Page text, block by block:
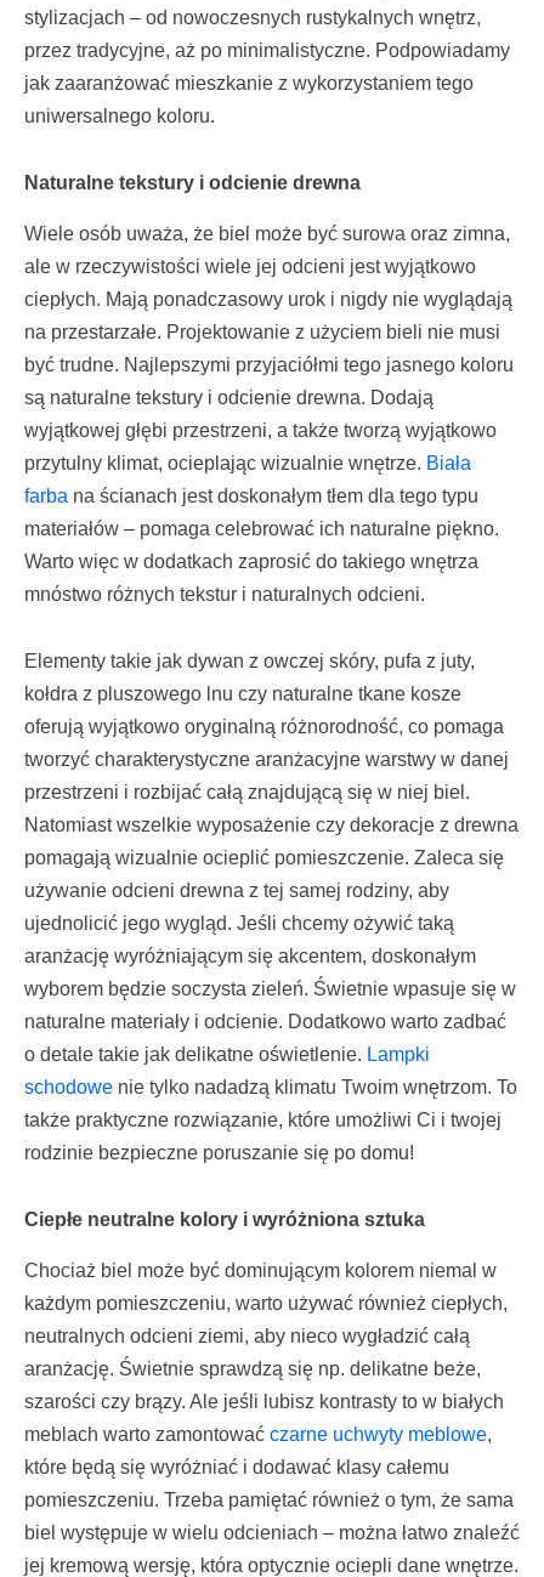
stylizacjach – od nowoczesnych rustykalnych wnętrz,
przez tradycyjne, aż po minimalistyczne. Podpowiadamy
jak zaaranżować mieszkanie z wykorzystaniem tego
uniwersalnego koloru.
Naturalne tekstury i odcienie drewna
Wiele osób uważa, że biel może być surowa oraz zimna,
ale w rzeczywistości wiele jej odcieni jest wyjątkowo
ciepłych. Mają ponadczasowy urok i nigdy nie wyglądają
na przestarzałe. Projektowanie z użyciem bieli nie musi
być trudne. Najlepszymi przyjaciółmi tego jasnego koloru
są naturalne tekstury i odcienie drewna. Dodają
wyjątkowej głębi przestrzeni, a także tworzą wyjątkowo
przytulny klimat, ocieplając wizualnie wnętrze. Biała
farba na ścianach jest doskonałym tłem dla tego typu
materiałów – pomaga celebrować ich naturalne piękno.
Warto więc w dodatkach zaprosić do takiego wnętrza
mnóstwo różnych tekstur i naturalnych odcieni.
Elementy takie jak dywan z owczej skóry, pufa z juty,
kołdra z pluszowego lnu czy naturalne tkane kosze
oferują wyjątkowo oryginalną różnorodność, co pomaga
tworzyć charakterystyczne aranżacyjne warstwy w danej
przestrzeni i rozbijać całą znajdującą się w niej biel.
Natomiast wszelkie wyposażenie czy dekoracje z drewna
pomagają wizualnie ocieplić pomieszczenie. Zaleca się
używanie odcieni drewna z tej samej rodziny, aby
ujednolicić jego wygląd. Jeśli chcemy ożywić taką
aranżację wyróżniającym się akcentem, doskonałym
wyborem będzie soczysta zieleń. Świetnie wpasuje się w
naturalne materiały i odcienie. Dodatkowo warto zadbać
o detale takie jak delikatne oświetlenie. Lampki
schodowe nie tylko nadadzą klimatu Twoim wnętrzom. To
także praktyczne rozwiązanie, które umożliwi Ci i twojej
rodzinie bezpieczne poruszanie się po domu!
Ciepłe neutralne kolory i wyróżniona sztuka
Chociaż biel może być dominującym kolorem niemal w
każdym pomieszczeniu, warto używać również ciepłych,
neutralnych odcieni ziemi, aby nieco wygładzić całą
aranżację. Świetnie sprawdzą się np. delikatne beże,
szarości czy brązy. Ale jeśli lubisz kontrasty to w białych
meblach warto zamontować czarne uchwyty meblowe,
które będą się wyróżniać i dodawać klasy całemu
pomieszczeniu. Trzeba pamiętać również o tym, że sama
biel występuje w wielu odcieniach – można łatwo znaleźć
jej kremową wersję, która optycznie ociepli dane wnętrze.